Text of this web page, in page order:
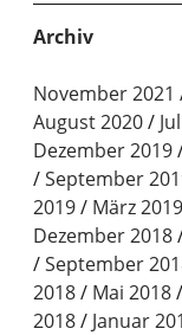
Archiv
November 2021
August 2020
Dezember 2019
September
2019
März 2019
Dezember 2018
September
2018
Mai 2018
2018
Januar